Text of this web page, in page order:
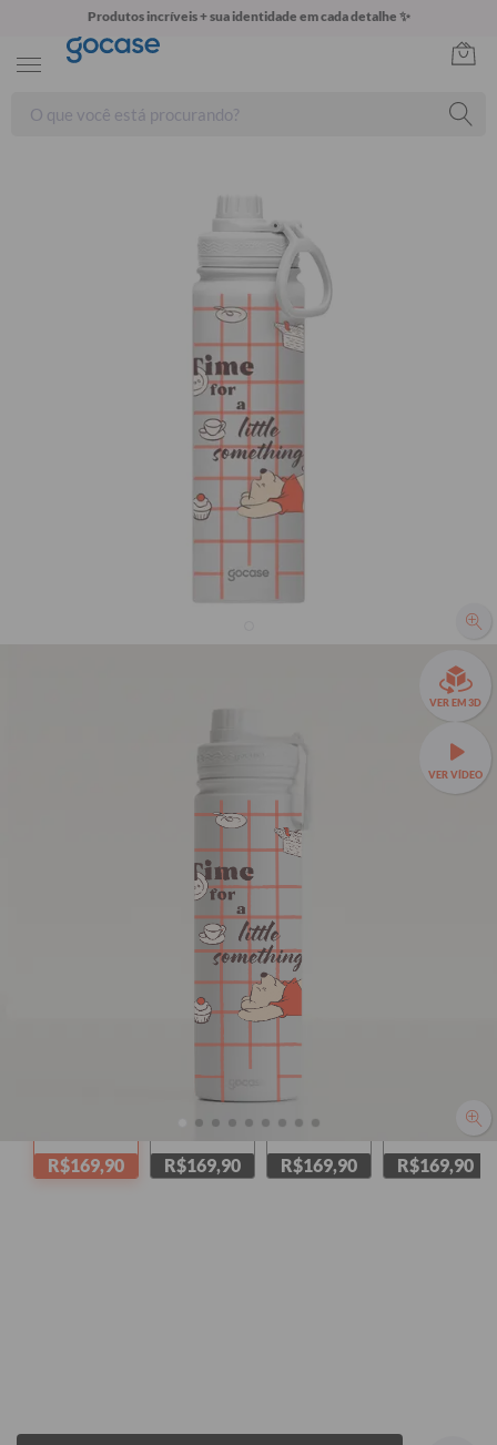
Produtos incríveis + sua identidade em cada detalhe ✨
VER EM 3D
VER VÍDEO
Garrafa Térmica Fresh + Ebook - Hora do Café
R$239,90
Garrafa Térmica Fresh a partir de R$129,90!
conservação térmica e estampas exclusivas.
Fresh 950ml
R$169,90
Rosa
R$169,90
Azul Claro
R$169,90 R$169,90